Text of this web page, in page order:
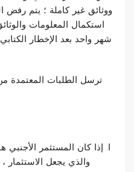
ووثائق غير كاملة ؛ يتم
استكمال المعلومات
شهر واحد بعد الإخطار
ا. إذا كان المستثمر
والذي يجعل